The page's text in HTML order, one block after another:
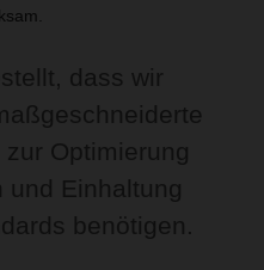
dass wir
Optimierung
und Einhaltung
benötigen.